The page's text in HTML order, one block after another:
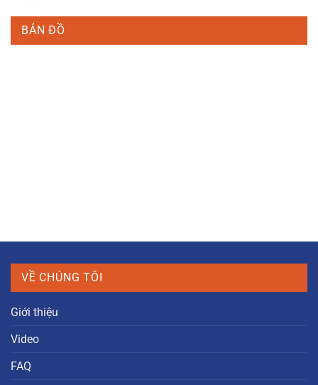
BẢN ĐỒ
VỀ CHÚNG TÔI
Giới thiệu
Video
FAQ